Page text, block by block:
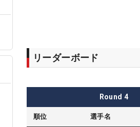
リーダーボード
Round 4
順位 選手名